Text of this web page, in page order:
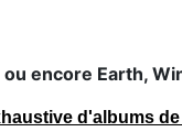
encore Earth,
d'albums